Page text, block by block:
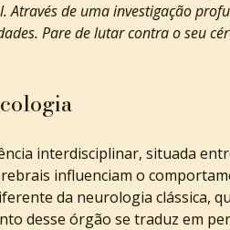
Através de uma investigação
Pare de lutar contra o seu
interdisciplinar, situada
influenciam o
da neurologia clássica,
desse órgão se traduz em